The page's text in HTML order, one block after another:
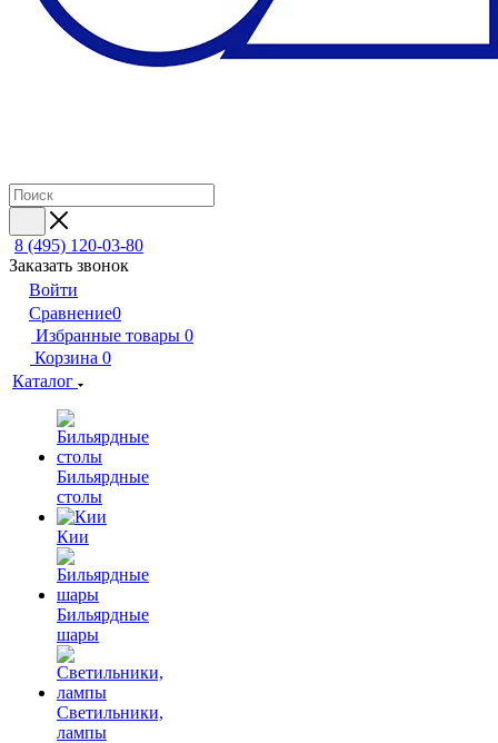
8 (495) 120-03-80
Заказать звонок
Войти
Сравнение0
Избранные товары 0
Корзина 0
Каталог
Бильярдные
столы
Кии
Бильярдные
шары
Светильники,
лампы